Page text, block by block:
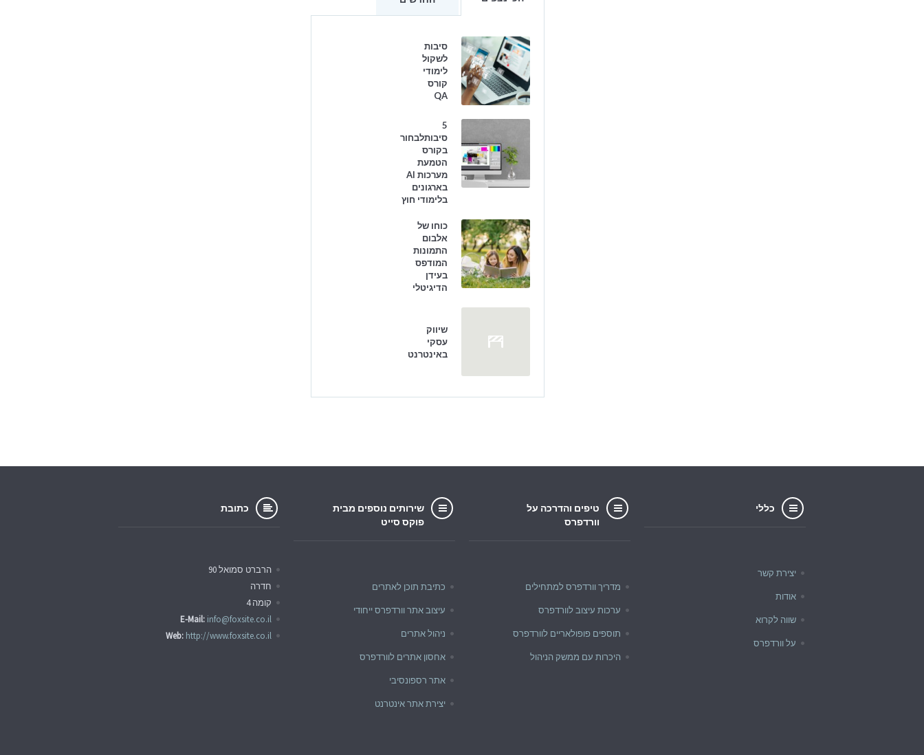
סיבות
לשקול
לימודי
קורס
QA
5
סיבותלבחור
בקורס
הטמעת
מערכות AI
בארגונים
בלימודי חוץ
כוחו של
אלבום
התמונות
המודפס
בעידן
הדיגיטלי
שיווק
עסקי
באינטרנט
כללי
יצירת קשר
אודות
שווה לקרוא
על וורדפרס
טיפים והדרכה על
וורדפרס
מדריך וורדפרס למתחילים
ערכות עיצוב לוורדפרס
תוספים פופולאריים לוורדפרס
היכרות עם ממשק הניהול
שירותים נוספים מבית
פוקס סייט
כתיבת תוכן לאתרים
עיצוב אתר וורדפרס ייחודי
ניהול אתרים
אחסון אתרים לוורדפרס
אתר רספונסיבי
יצירת אתר אינטרנט
כתובת
הרברט סמואל 90
חדרה
קומה 4
E-Mail: info@foxsite.co.il
Web: http://www.foxsite.co.il